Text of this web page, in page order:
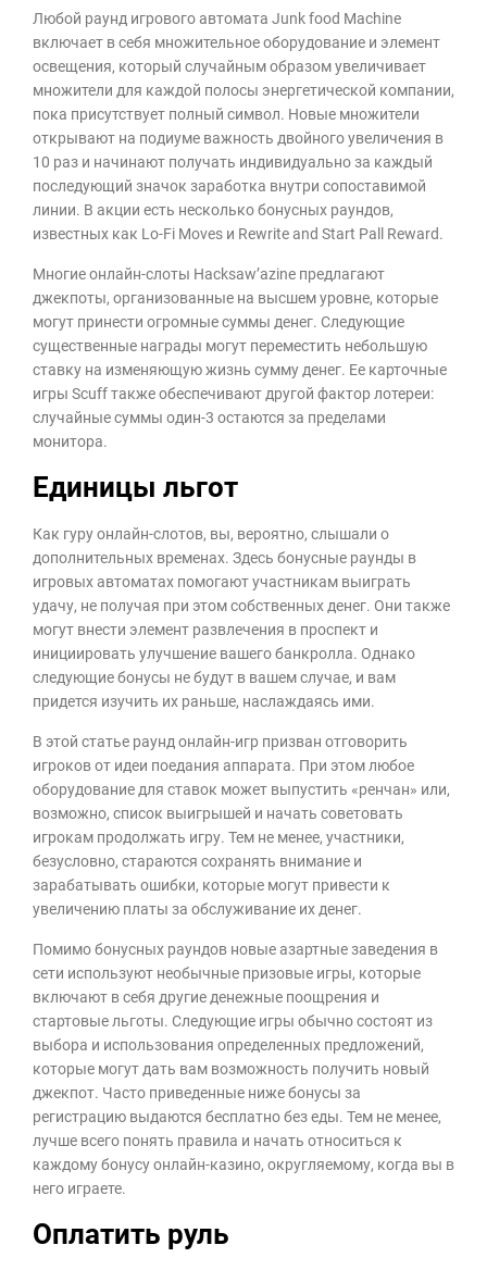
Любой раунд игрового автомата Junk food Machine
включает в себя множительное оборудование и элемент
освещения, который случайным образом увеличивает
множители для каждой полосы энергетической компании,
пока присутствует полный символ. Новые множители
открывают на подиуме важность двойного увеличения в
10 раз и начинают получать индивидуально за каждый
последующий значок заработка внутри сопоставимой
линии. В акции есть несколько бонусных раундов,
известных как Lo-Fi Moves и Rewrite and Start Pall Reward.
Многие онлайн-слоты Hacksaw’azine предлагают
джекпоты, организованные на высшем уровне, которые
могут принести огромные суммы денег. Следующие
существенные награды могут переместить небольшую
ставку на изменяющую жизнь сумму денег. Ее карточные
игры Scuff также обеспечивают другой фактор лотереи:
случайные суммы один-3 остаются за пределами
монитора.
Единицы льгот
Как гуру онлайн-слотов, вы, вероятно, слышали о
дополнительных временах. Здесь бонусные раунды в
игровых автоматах помогают участникам выиграть
удачу, не получая при этом собственных денег. Они также
могут внести элемент развлечения в проспект и
инициировать улучшение вашего банкролла. Однако
следующие бонусы не будут в вашем случае, и вам
придется изучить их раньше, наслаждаясь ими.
В этой статье раунд онлайн-игр призван отговорить
игроков от идеи поедания аппарата. При этом любое
оборудование для ставок может выпустить «ренчан» или,
возможно, список выигрышей и начать советовать
игрокам продолжать игру. Тем не менее, участники,
безусловно, стараются сохранять внимание и
зарабатывать ошибки, которые могут привести к
увеличению платы за обслуживание их денег.
Помимо бонусных раундов новые азартные заведения в
сети используют необычные призовые игры, которые
включают в себя другие денежные поощрения и
стартовые льготы. Следующие игры обычно состоят из
выбора и использования определенных предложений,
которые могут дать вам возможность получить новый
джекпот. Часто приведенные ниже бонусы за
регистрацию выдаются бесплатно без еды. Тем не менее,
лучше всего понять правила и начать относиться к
каждому бонусу онлайн-казино, округляемому, когда вы в
него играете.
Оплатить руль